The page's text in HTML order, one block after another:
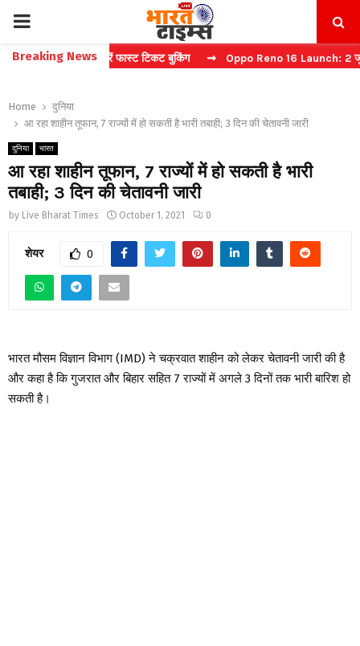
PRIMARY
MENU
Breaking News
बिना कैप्चा करें फास्ट टिकट बुकिंग ⇝ Oppo Reno 16 Launch: 2 जुलाई को
Home
दुनिया
आ रहा शाहीन तूफान, 7 राज्यों में हो सकती है भारी तबाही; 3 दिन की चेतावनी जारी
दुनिया भारत
आ रहा शाहीन तूफान, 7 राज्यों में हो सकती है भारी
तबाही; 3 दिन की चेतावनी जारी
by Live Bharat Times October 1, 2021 0
शेयर 0
भारत मौसम विज्ञान विभाग (IMD) ने चक्रवात शाहीन को लेकर चेतावनी जारी की है
और कहा है कि गुजरात और बिहार सहित 7 राज्यों में अगले 3 दिनों तक भारी बारिश हो
सकती है।